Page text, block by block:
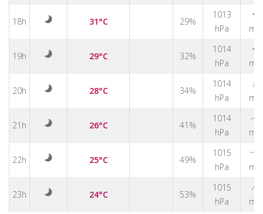
18h 31°C 29%
1013
hPa
↑
m/s
19h 29°C 32%
1014
hPa
↑
m/s
20h 28°C 34%
1014
hPa
↑
m/s
21h 26°C 41%
1014
hPa
↑
m/s
22h 25°C 49%
1015
hPa
↑
m/s
23h 24°C 53%
1015
hPa
↑
m/s